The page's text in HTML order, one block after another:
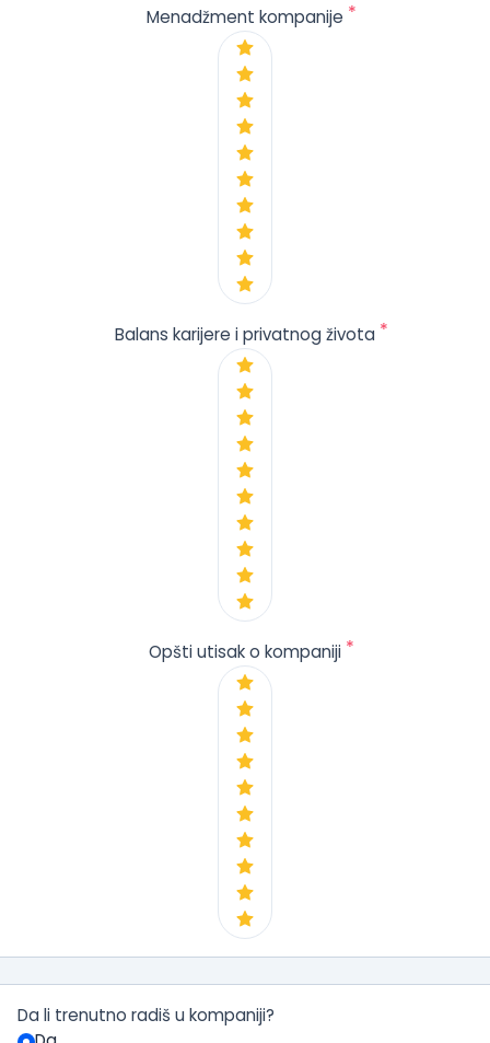
Menadžment kompanije *
Balans karijere i privatnog života *
Opšti utisak o kompaniji *
Da li trenutno radiš u kompaniji?